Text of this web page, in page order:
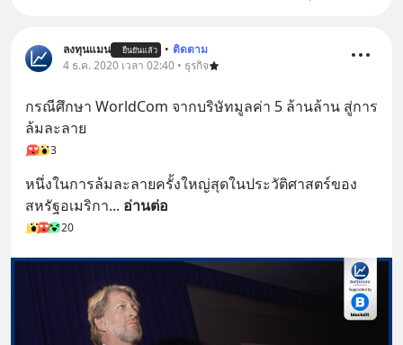
ลงทุนแมน ยืนยันแล้ว • ติดตาม
4 ธ.ค. 2020 เวลา 02:40 • ธุรกิจ
กรณีศึกษา WorldCom จากบริษัทมูลค่า 5 ล้านล้าน สู่การ
ล้มละลาย
3
หนึ่งในการล้มละลายครั้งใหญ่สุดในประวัติศาสตร์ของ
สหรัฐอเมริกา... อ่านต่อ
20